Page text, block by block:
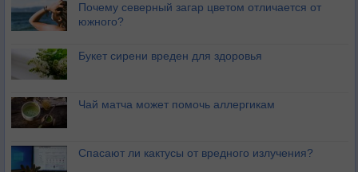
Почему северный загар цветом отличается от
южного?
Букет сирени вреден для здоровья
Чай матча может помочь аллергикам
Спасают ли кактусы от вредного излучения?